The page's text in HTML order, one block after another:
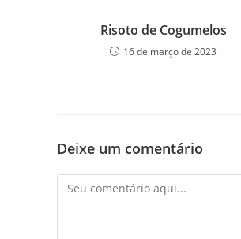
Risoto de Cogumelos
16 de março de 2023
Deixe um comentário